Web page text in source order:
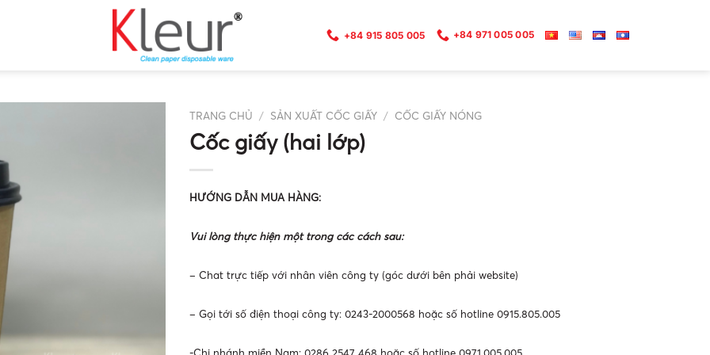
+84 915 805 005 +84 971 005 005
TRANG CHỦ / SẢN XUẤT CỐC GIẤY / CỐC GIẤY NÓNG
Cốc giấy (hai lớp)
HƯỚNG DẪN MUA HÀNG:
Vui lòng thực hiện một trong các cách sau:
– Chat trực tiếp với nhân viên công ty (góc dưới bên phải website)
– Gọi tới số điện thoại công ty: 0243-2000568 hoặc số hotline 0915.805.005